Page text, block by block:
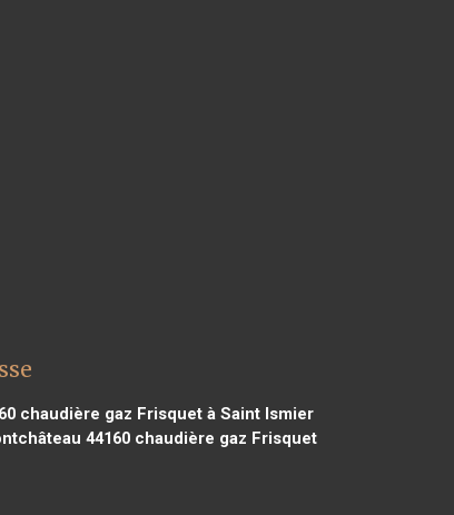
chaudière gaz Frisquet à Saint Ismier
44160chaudière gaz Frisquet